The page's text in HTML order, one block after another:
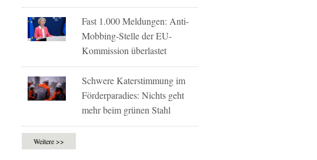
Fast 1.000 Meldungen: Anti-
Mobbing-Stelle der EU-
Kommission überlastet
Schwere Katerstimmung im
Förderparadies: Nichts geht
mehr beim grünen Stahl
Weitere >>